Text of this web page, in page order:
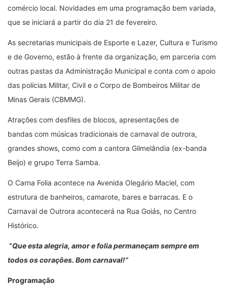
comércio local. Novidades em uma programação bem variada,
que se iniciará a partir do dia 21 de fevereiro.
As secretarias municipais de Esporte e Lazer, Cultura e Turismo
e de Governo, estão à frente da organização, em parceria com
outras pastas da Administração Municipal e conta com o apoio
das polícias Militar, Civil e o Corpo de Bombeiros Militar de
Minas Gerais (CBMMG).
Atrações com desfiles de blocos, apresentações de
bandas com músicas tradicionais de carnaval de outrora,
grandes shows, como com a cantora Gilmelândia (ex-banda
Beijo) e grupo Terra Samba.
O Carna Folia acontece na Avenida Olegário Maciel, com
estrutura de banheiros, camarote, bares e barracas. E o
Carnaval de Outrora acontecerá na Rua Goiás, no Centro
Histórico.
“Que esta alegria, amor e folia permaneçam sempre em
todos os corações. Bom carnaval!”
Programação